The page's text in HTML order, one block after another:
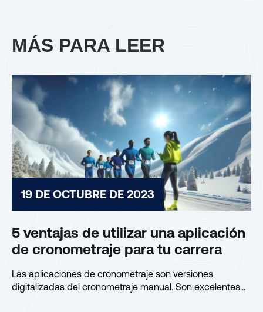
MÁS PARA LEER
19 DE OCTUBRE DE 2023
5 ventajas de utilizar una aplicación
de cronometraje para tu carrera
Las aplicaciones de cronometraje son versiones
digitalizadas del cronometraje manual. Son excelentes